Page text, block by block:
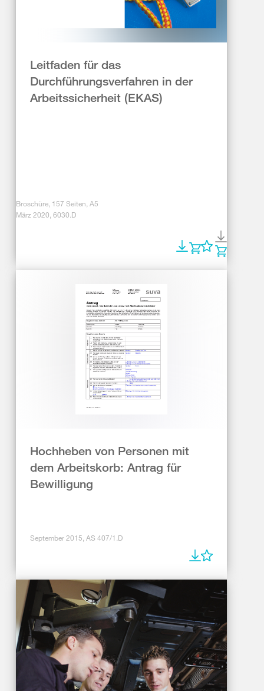
Leitfaden für das
Durchführungsverfahren in der
Arbeitssicherheit (EKAS)
Broschüre, 157 Seiten, A5
März 2020, 6030.D
Hochheben von Personen mit
dem Arbeitskorb: Antrag für
Bewilligung
September 2015, AS 407/1.D